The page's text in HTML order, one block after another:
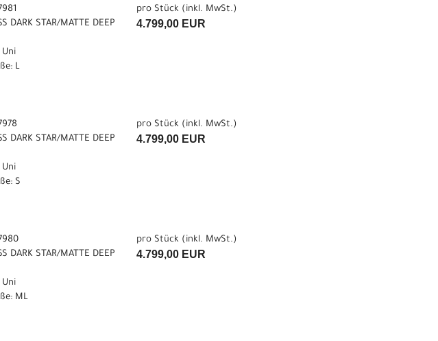
DARK STAR/MATTE DEEP
Uni
L
pro Stück (inkl. MwSt.)
4.799,00 EUR
DARK STAR/MATTE DEEP
Uni
S
pro Stück (inkl. MwSt.)
4.799,00 EUR
DARK STAR/MATTE DEEP
Uni
ML
pro Stück (inkl. MwSt.)
4.799,00 EUR